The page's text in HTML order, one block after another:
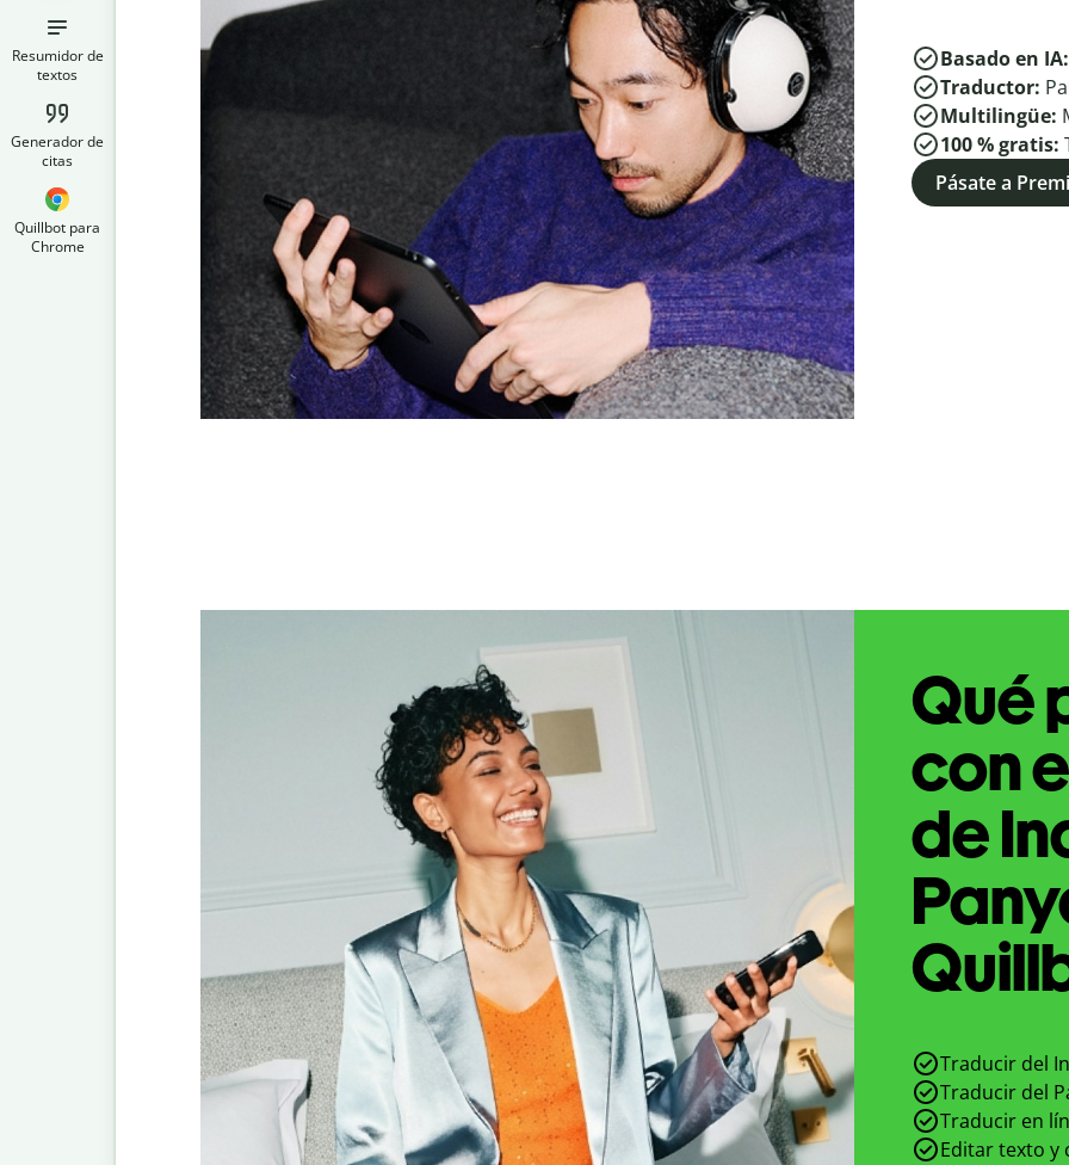
Resumidor de
textos
Generador de
citas
Quillbot para
Chrome
Basado en IA:
Traductor:
Multilingüe:
100 % gratis:
Pásate a
Qué
con
de
Traducir del
Traducir del
Traducir en
Editar texto y